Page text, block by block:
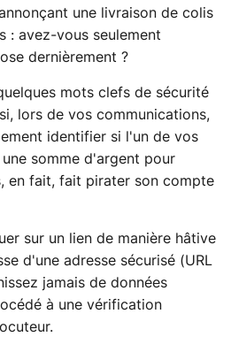
une livraison de colis
: avez-vous seulement
dernièrement ?
mots clefs de sécurité
lors de vos communications,
identifier si l'un de vos
somme d'argent pour
en fait, fait pirater son compte
sur un lien de manière hâtive
d'une adresse sécurisé (URL
jamais de données
à une vérification